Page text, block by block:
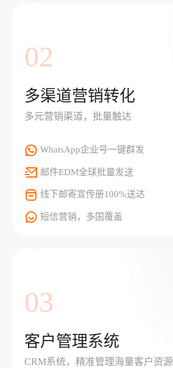
02
多渠道营销转化
多元营销渠道，批量触达
WhatsApp企业号一键群发
邮件EDM全球批量发送
线下邮寄宣传册100%送达
短信营销，多国覆盖
03
客户管理系统
CRM系统，精准管理海量客户资源